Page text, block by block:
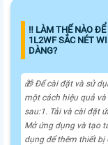
‼️ LÀM THẾ NÀO
1L2WF SẮC NÉT
DÀNG?
🎁 Để cài đặt và sử
một cách hiệu quả
sau:1. Tải và cài đặt
Mở ứng dụng và tạo
dụng để thêm thiết bị